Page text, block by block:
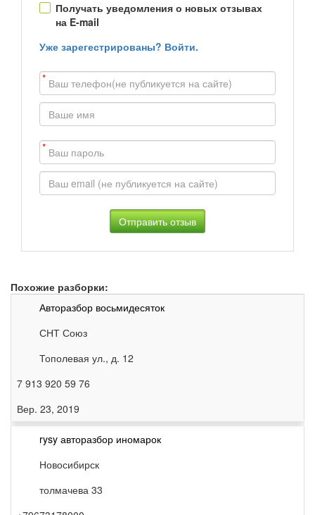
Получать уведомления о новых отзывах
на E-mail
Уже зарегестрированы? Войти.
*
*
Похожие разборки:
Авторазбор восьмидесяток
СНТ Союз
Тополевая ул., д. 12
7 913 920 59 76
Вер. 23, 2019
rysy авторазбор иномарок
Новосибирск
толмачева 33